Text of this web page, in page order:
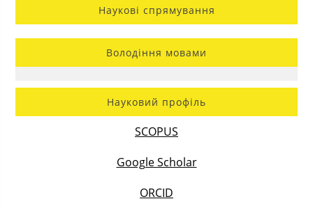
Наукові спрямування
Володіння мовами
Науковий профіль
SCOPUS
Google Scholar
ORCID